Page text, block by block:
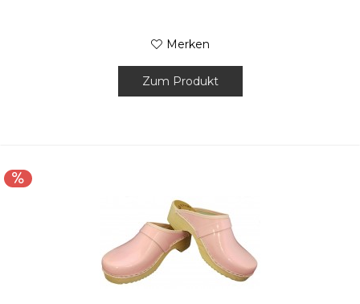
Merken
Zum Produkt